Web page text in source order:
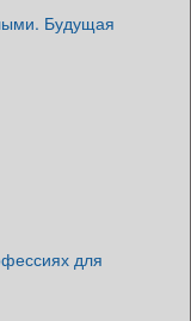
Будущая
для